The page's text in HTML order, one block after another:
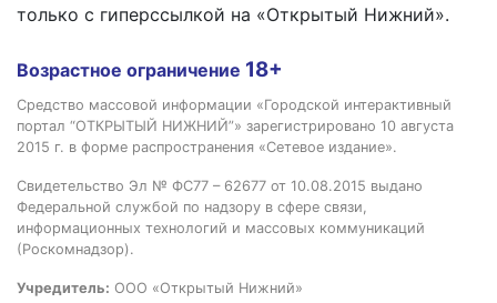
только с гиперссылкой на «Открытый Нижний».
Возрастное ограничение 18+
Средство массовой информации «Городской интерактивный
портал “ОТКРЫТЫЙ НИЖНИЙ”» зарегистрировано 10 августа
2015 г. в форме распространения «Сетевое издание».
Свидетельство Эл № ФС77 – 62677 от 10.08.2015 выдано
Федеральной службой по надзору в сфере связи,
информационных технологий и массовых коммуникаций
(Роскомнадзор).
Учредитель: ООО «Открытый Нижний»